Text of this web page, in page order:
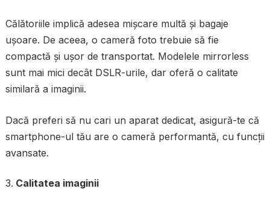
Călătoriile implică adesea mișcare multă și bagaje
ușoare. De aceea, o cameră foto trebuie să fie
compactă și ușor de transportat. Modelele mirrorless
sunt mai mici decât DSLR-urile, dar oferă o calitate
similară a imaginii.
Dacă preferi să nu cari un aparat dedicat, asigură-te că
smartphone-ul tău are o cameră performantă, cu funcții
avansate.
Calitatea imaginii